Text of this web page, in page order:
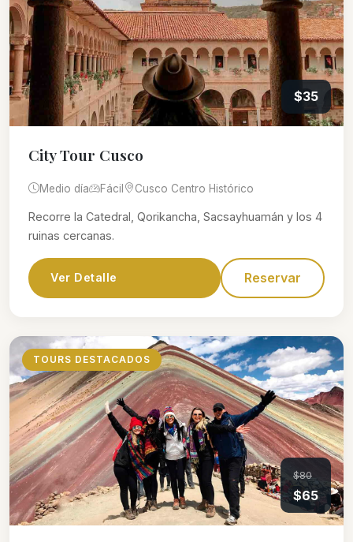
$35
City Tour Cusco
Medio día Fácil Cusco Centro Histórico
Recorre la Catedral, Qorikancha, Sacsayhuamán y los 4
ruinas cercanas.
Ver Detalle Reservar
TOURS DESTACADOS
$80
$65